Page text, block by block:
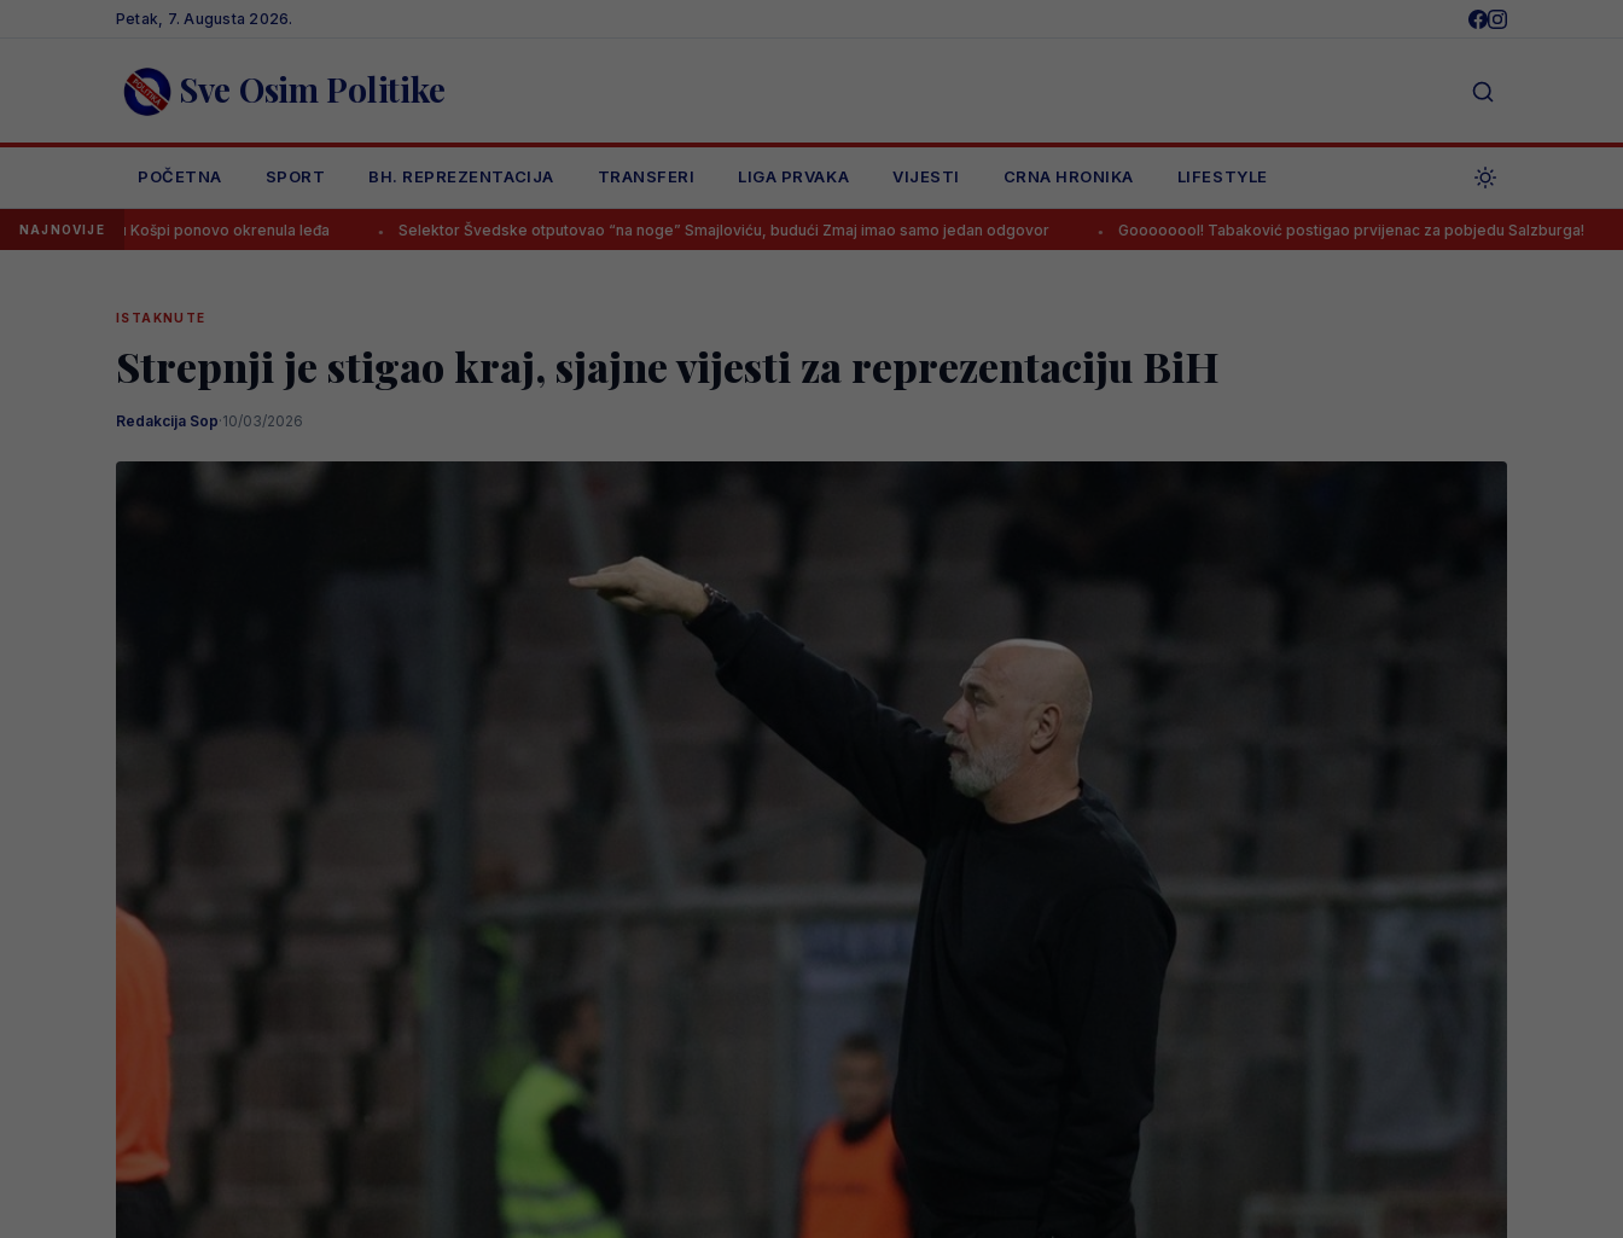
Petak, 7. Augusta 2026.
Sve Osim Politike
POČETNA SPORT BH. REPREZENTACIJA TRANSFERI LIGA PRVAKA VIJESTI CRNA HRONIKA LIFESTYLE
NAJNOVIJE
ponovo okrenula leđa Selektor Švedske otputovao “na noge” Smajloviću, budući Zmaj imao samo jedan odgovor Goooooool! Tabaković postigao prvijenac za pobjedu Salzburga! Salah potpisao
ISTAKNUTE
Strepnji je stigao kraj, sjajne vijesti za reprezentaciju BiH
Redakcija Sop·10/03/2026